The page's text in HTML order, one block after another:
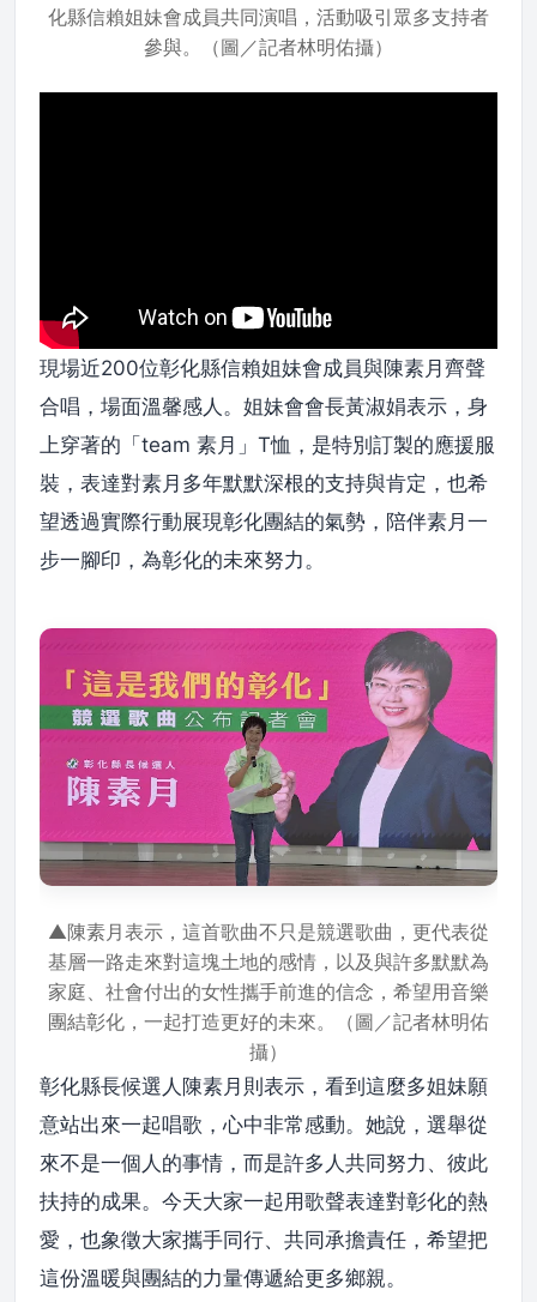
化縣信賴姐妹會成員共同演唱，活動吸引眾多支持者
參與。（圖／記者林明佑攝）
現場近200位彰化縣信賴姐妹會成員與陳素月齊聲
合唱，場面溫馨感人。姐妹會會長黃淑娟表示，身
上穿著的「team 素月」T恤，是特別訂製的應援服
裝，表達對素月多年默默深根的支持與肯定，也希
望透過實際行動展現彰化團結的氣勢，陪伴素月一
步一腳印，為彰化的未來努力。
▲陳素月表示，這首歌曲不只是競選歌曲，更代表從
基層一路走來對這塊土地的感情，以及與許多默默為
家庭、社會付出的女性攜手前進的信念，希望用音樂
團結彰化，一起打造更好的未來。（圖／記者林明佑
攝）
彰化縣長候選人陳素月則表示，看到這麼多姐妹願
意站出來一起唱歌，心中非常感動。她說，選舉從
來不是一個人的事情，而是許多人共同努力、彼此
扶持的成果。今天大家一起用歌聲表達對彰化的熱
愛，也象徵大家攜手同行、共同承擔責任，希望把
這份溫暖與團結的力量傳遞給更多鄉親。